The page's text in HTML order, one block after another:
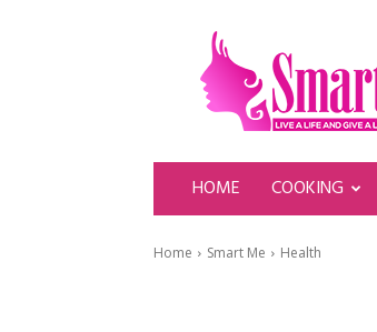
SmartLady
HOME COOKING
Home Smart Me Health